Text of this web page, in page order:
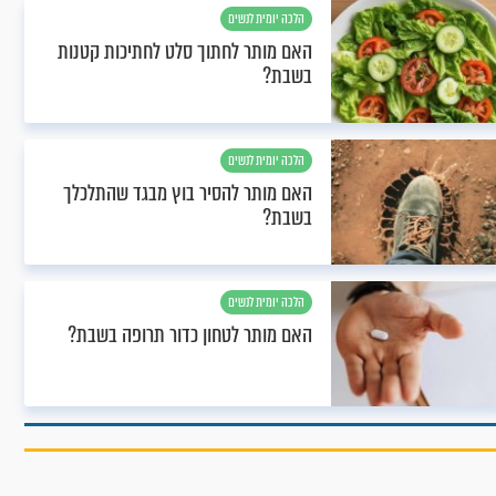
הלכה יומית לנשים
האם מותר לחתוך סלט לחתיכות קטנות
בשבת?
הלכה יומית לנשים
האם מותר להסיר בוץ מבגד שהתלכלך
בשבת?
הלכה יומית לנשים
האם מותר לטחון כדור תרופה בשבת?